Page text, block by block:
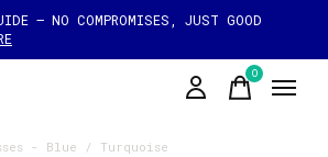
— NO COMPROMISES, JUST GOOD
0items
- Blue / Turquoise